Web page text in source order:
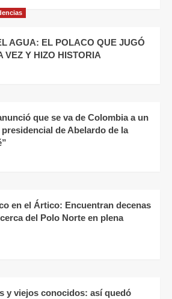
AGUA: EL POLACO QUE JUGÓ
VEZ Y HIZO HISTORIA
que se va de Colombia a un
de Abelardo de la
en el Ártico: Encuentran decenas
del Polo Norte en plena
y viejos conocidos: así quedó